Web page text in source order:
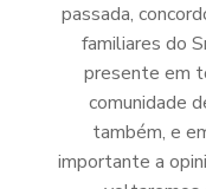
passada,
familiares do
presente em
comunidade
também, e
importante a